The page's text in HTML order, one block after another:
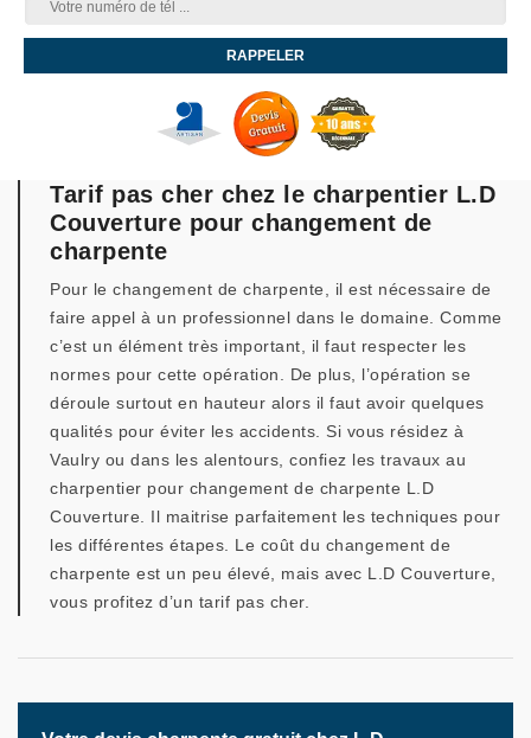
Tarif pas cher chez le charpentier L.D
Couverture pour changement de
charpente
Pour le changement de charpente, il est nécessaire de
faire appel à un professionnel dans le domaine. Comme
c’est un élément très important, il faut respecter les
normes pour cette opération. De plus, l’opération se
déroule surtout en hauteur alors il faut avoir quelques
qualités pour éviter les accidents. Si vous résidez à
Vaulry ou dans les alentours, confiez les travaux au
charpentier pour changement de charpente L.D
Couverture. Il maitrise parfaitement les techniques pour
les différentes étapes. Le coût du changement de
charpente est un peu élevé, mais avec L.D Couverture,
vous profitez d’un tarif pas cher.